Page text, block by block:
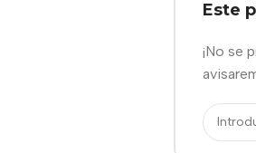
Este
¡No se